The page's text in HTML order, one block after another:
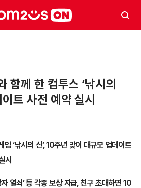
께 한 컴투스 ‘낚시의
트 사전 예약 실시
‘낚시의 신’, 10주년 맞이 대규모 업데이트
시
열쇠’ 등 각종 보상 지급, 친구 초대하면 10